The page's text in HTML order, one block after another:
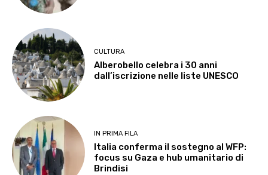
CULTURA
Alberobello celebra i 30 anni
dall’iscrizione nelle liste UNESCO
IN PRIMA FILA
Italia conferma il sostegno al WFP:
focus su Gaza e hub umanitario di
Brindisi